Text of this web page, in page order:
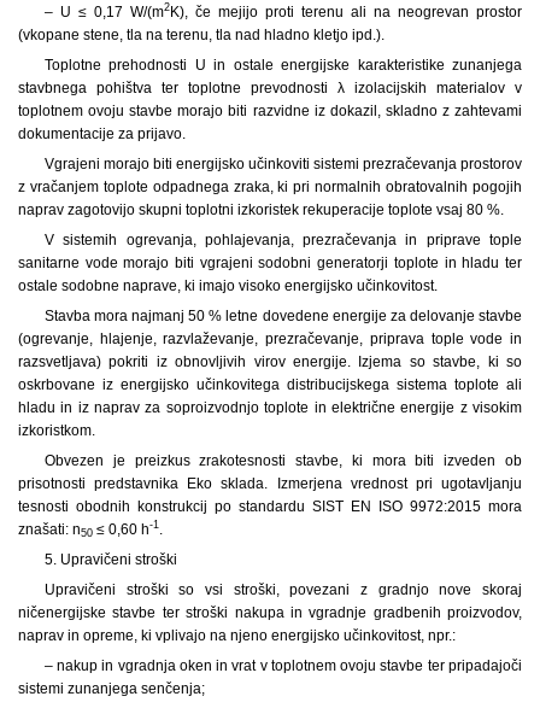
– U ≤ 0,17 W/(m2K), če mejijo proti terenu ali na neogrevan prostor
(vkopane stene, tla na terenu, tla nad hladno kletjo ipd.).
Toplotne prehodnosti U in ostale energijske karakteristike zunanjega
stavbnega pohištva ter toplotne prevodnosti λ izolacijskih materialov v
toplotnem ovoju stavbe morajo biti razvidne iz dokazil, skladno z zahtevami
dokumentacije za prijavo.
Vgrajeni morajo biti energijsko učinkoviti sistemi prezračevanja prostorov
z vračanjem toplote odpadnega zraka, ki pri normalnih obratovalnih pogojih
naprav zagotovijo skupni toplotni izkoristek rekuperacije toplote vsaj 80 %.
V sistemih ogrevanja, pohlajevanja, prezračevanja in priprave tople
sanitarne vode morajo biti vgrajeni sodobni generatorji toplote in hladu ter
ostale sodobne naprave, ki imajo visoko energijsko učinkovitost.
Stavba mora najmanj 50 % letne dovedene energije za delovanje stavbe
(ogrevanje, hlajenje, razvlaževanje, prezračevanje, priprava tople vode in
razsvetljava) pokriti iz obnovljivih virov energije. Izjema so stavbe, ki so
oskrbovane iz energijsko učinkovitega distribucijskega sistema toplote ali
hladu in iz naprav za soproizvodnjo toplote in električne energije z visokim
izkoristkom.
Obvezen je preizkus zrakotesnosti stavbe, ki mora biti izveden ob
prisotnosti predstavnika Eko sklada. Izmerjena vrednost pri ugotavljanju
tesnosti obodnih konstrukcij po standardu SIST EN ISO 9972:2015 mora
znašati: n50 ≤ 0,60 h-1.
5. Upravičeni stroški
Upravičeni stroški so vsi stroški, povezani z gradnjo nove skoraj
ničenergijske stavbe ter stroški nakupa in vgradnje gradbenih proizvodov,
naprav in opreme, ki vplivajo na njeno energijsko učinkovitost, npr.:
– nakup in vgradnja oken in vrat v toplotnem ovoju stavbe ter pripadajoči
sistemi zunanjega senčenja;